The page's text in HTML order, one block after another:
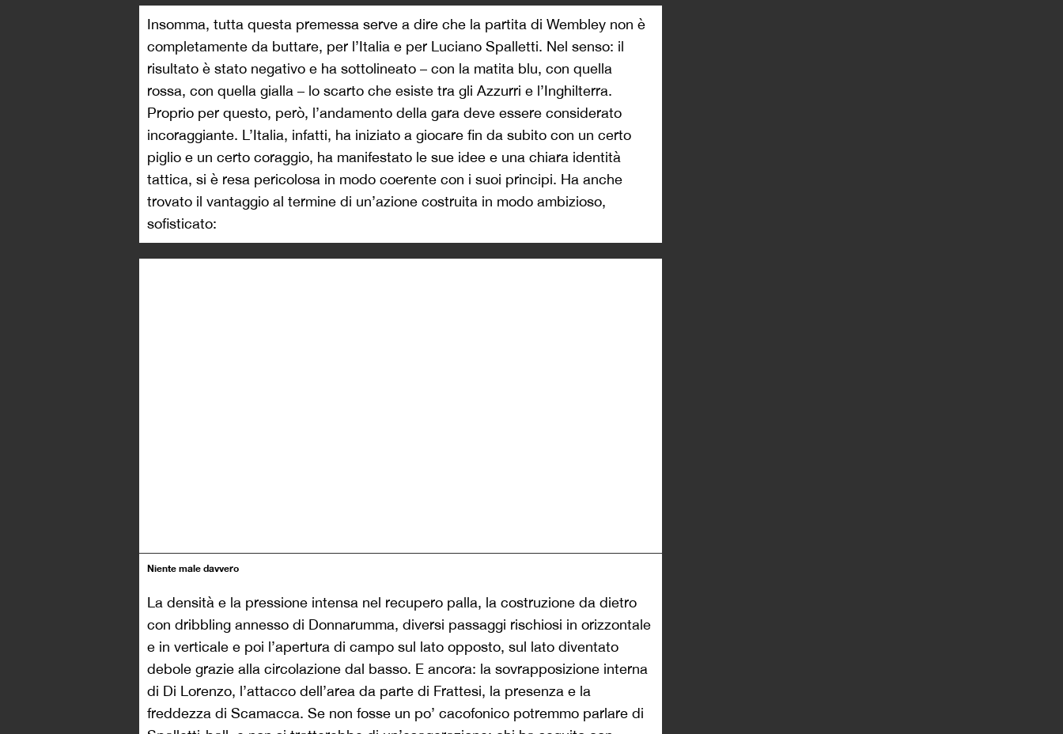
Insomma, tutta questa premessa serve a dire che la partita di Wembley non è
completamente da buttare, per l’Italia e per Luciano Spalletti. Nel senso: il
risultato è stato negativo e ha sottolineato – con la matita blu, con quella
rossa, con quella gialla – lo scarto che esiste tra gli Azzurri e l’Inghilterra.
Proprio per questo, però, l’andamento della gara deve essere considerato
incoraggiante. L’Italia, infatti, ha iniziato a giocare fin da subito con un certo
piglio e un certo coraggio, ha manifestato le sue idee e una chiara identità
tattica, si è resa pericolosa in modo coerente con i suoi principi. Ha anche
trovato il vantaggio al termine di un’azione costruita in modo ambizioso,
sofisticato:
Niente male davvero
La densità e la pressione intensa nel recupero palla, la costruzione da dietro
con dribbling annesso di Donnarumma, diversi passaggi rischiosi in orizzontale
e in verticale e poi l’apertura di campo sul lato opposto, sul lato diventato
debole grazie alla circolazione dal basso. E ancora: la sovrapposizione interna
di Di Lorenzo, l’attacco dell’area da parte di Frattesi, la presenza e la
freddezza di Scamacca. Se non fosse un po’ cacofonico potremmo parlare di